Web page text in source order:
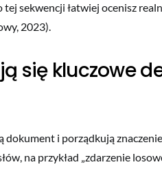
tej sekwencji łatwiej ocenisz
2023).
się kluczowe
i porządkują
na przykład „zdarzenie